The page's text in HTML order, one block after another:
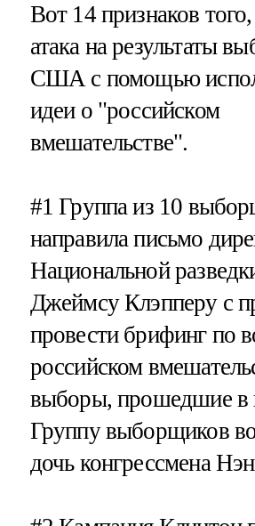
Вот 14 признаков
атака на результаты
США с помощью
идеи о "российском
вмешательстве".
#1Группа из 10
направила письмо
Национальной
Джеймсу Клэпперу с
провести брифинг по
российском
выборы, прошедшие в
Группу выборщиков
дочь конгрессмена